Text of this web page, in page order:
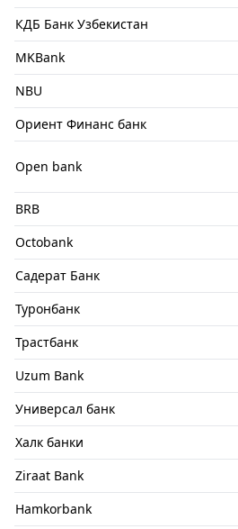
КДБ Банк Узбекистан
MKBank
NBU
Ориент Финанс банк
Open bank
BRB
Octobank
Садерат Банк
Туронбанк
Трастбанк
Uzum Bank
Универсал банк
Халк банки
Ziraat Bank
Hamkorbank